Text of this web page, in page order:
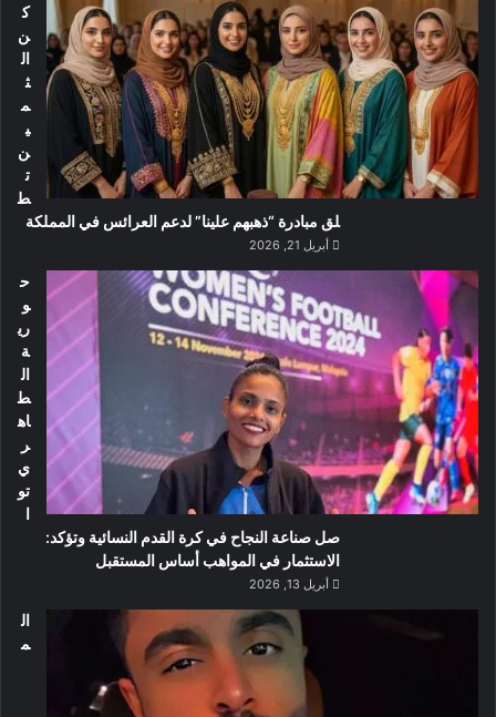
ك
ن
ال
ث
م
ي
ن
ت
ط
لق مبادرة “ذهبهم علينا” لدعم العرائس في المملكة
أبريل 21, 2026
ح
و
ري
ة
ال
ط
اه
ر
ي
تو
ا
صل صناعة النجاح في كرة القدم النسائية وتؤكد:
الاستثمار في المواهب أساس المستقبل
أبريل 13, 2026
ال
م